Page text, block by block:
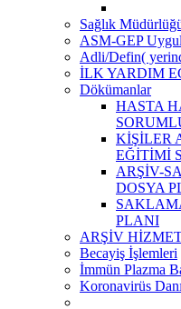
Sağlık
ASM-GEP
Adli/Defin(
İLK YARDIM
Dökümanlar
HASTA
KİŞİLER
EĞİTİMİ
ARŞİV-
DOSYA
PLANI
ARŞİV
Becayiş İşlemleri
İmmün Plazma
Koronavirüs